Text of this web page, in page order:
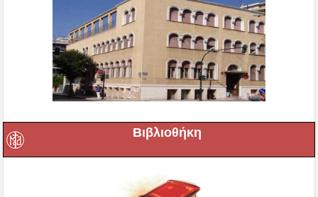
Βιβλιοθήκη